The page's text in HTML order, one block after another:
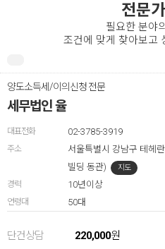
전문
필요한 분야
조건에 맞게 찾아보고
양도소득세/이의신청 전문
세무법인 율
대표전화 02-3785-3919
주소
서울특별시 강남구 테헤
빌딩 동관)
지도
경력 10년이상
연령대 50대
단건상담 220,000원